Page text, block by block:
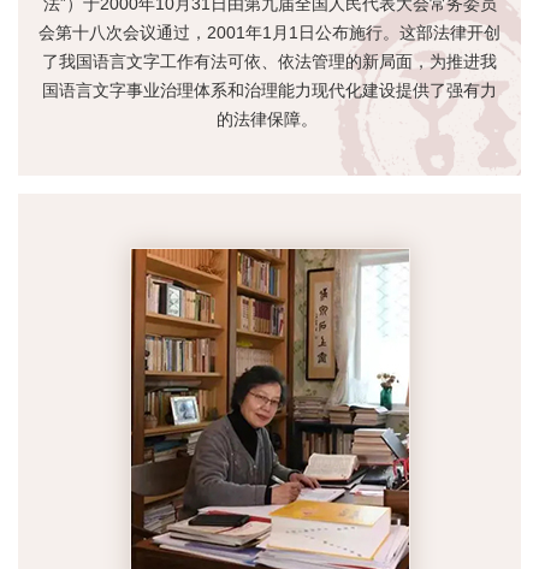
法”）于2000年10月31日由第九届全国人民代表大会常务委员
会第十八次会议通过，2001年1月1日公布施行。这部法律开创
了我国语言文字工作有法可依、依法管理的新局面，为推进我
国语言文字事业治理体系和治理能力现代化建设提供了强有力
的法律保障。